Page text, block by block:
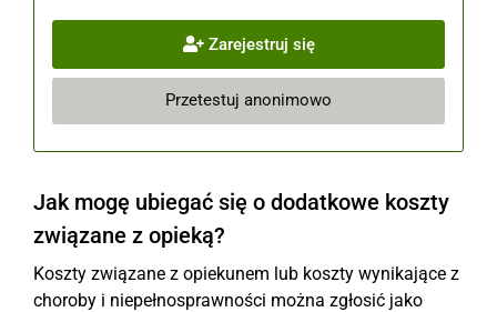
Zarejestruj się
Przetestuj anonimowo
Jak mogę ubiegać się o dodatkowe koszty
związane z opieką?
Koszty związane z opiekunem lub koszty wynikające z
choroby i niepełnosprawności można zgłosić jako